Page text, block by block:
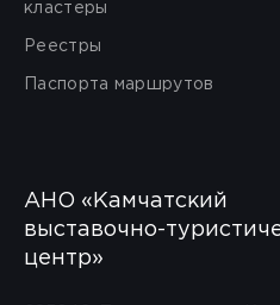
кластеры
Реестры
Паспорта маршрутов
АНО «Камчатский
выставочно-
центр»